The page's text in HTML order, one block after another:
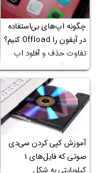
چگونه اپ‌های بی‌استفاده
در آیفون را Offload کنیم؟
تفاوت حذف و آفلود اپ
چیست؟
آموزش کپی کردن سی‌دی
صوتی که فایل‌های ۱
کیلوبایتی به شکل